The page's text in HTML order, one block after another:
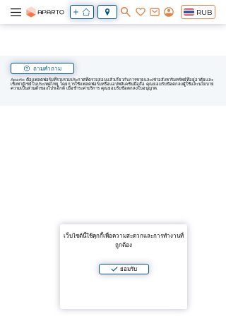
RUB
เว็บไซต์นี้ใช้คุกกี้เพื่อความสะดวกและการทำงานที่
ถูกต้อง
ยอมรับ
ถามคำถาม
Aparto คือแพลตฟอร์มที่รวบรวมประกาศที่ตรวจสอบแล้วเกี่ยวกับการขายและเช่าอสังหาริมทรัพย์ที่อยู่อาศัยและ
เชิงพาณิชย์ในประเทศไทย โดยการใช้แพลตฟอร์มหรือแอปพลิเคชันมือถือ คุณยอมรับข้อตกลงผู้ใช้และนโยบาย
ความเป็นส่วนตัวของโปรเจ็กต์ เมื่อชำระค่าบริการ คุณยอมรับข้อตกลงใบอนุญาต.